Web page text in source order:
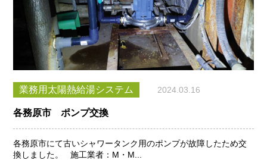
業務用太陽熱給湯システム 2024.03.16
各務原市 ポンプ交換
各務原市にて古いシャワータンク用のポンプが故障したため交
換しました。 施工業者：M・M...